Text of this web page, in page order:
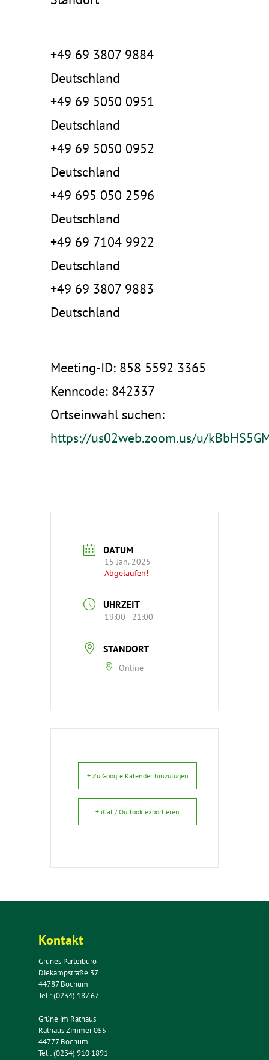
+49 69 3807 9884
Deutschland
+49 69 5050 0951
Deutschland
+49 69 5050 0952
Deutschland
+49 695 050 2596
Deutschland
+49 69 7104 9922
Deutschland
+49 69 3807 9883
Deutschland
Meeting-ID: 858 5592 3365
Kenncode: 842337
Ortseinwahl suchen:
https://us02web.zoom.us/u/
DATUM
15 Jan. 2025
Abgelaufen!
UHRZEIT
19:00 - 21:00
STANDORT
Online
+ Zu Google Kalender hinzufügen
+ iCal / Outlook exportieren
Kontakt
Grünes Parteibüro
Diekampstraße 37
44787 Bochum
Tel.: (0234) 187 67
Grüne im Rathaus
Rathaus Zimmer 055
44777 Bochum
Tel.: (0234) 910 1891